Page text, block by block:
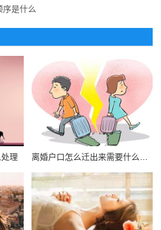
序是什么
理